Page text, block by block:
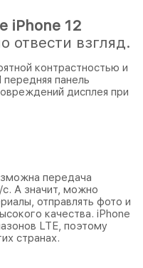
iPhone 12
отвести взгляд.
контрастностью и
панель
дисплея при
передача
А значит, можно
отправлять фото и
качества. iPhone
LTE, поэтому
странах.